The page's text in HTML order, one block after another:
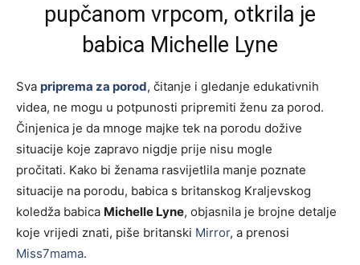
pupčanom vrpcom, otkrila je
babica Michelle Lyne
Sva priprema za porod, čitanje i gledanje edukativnih
videa, ne mogu u potpunosti pripremiti ženu za porod.
Činjenica je da mnoge majke tek na porodu dožive
situacije koje zapravo nigdje prije nisu mogle
pročitati. Kako bi ženama rasvijetlila manje poznate
situacije na porodu, babica s britanskog Kraljevskog
koledža babica Michelle Lyne, objasnila je brojne detalje
koje vrijedi znati, piše britanski Mirror, a prenosi
Miss7mama.